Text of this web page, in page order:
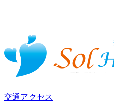
交通アクセス